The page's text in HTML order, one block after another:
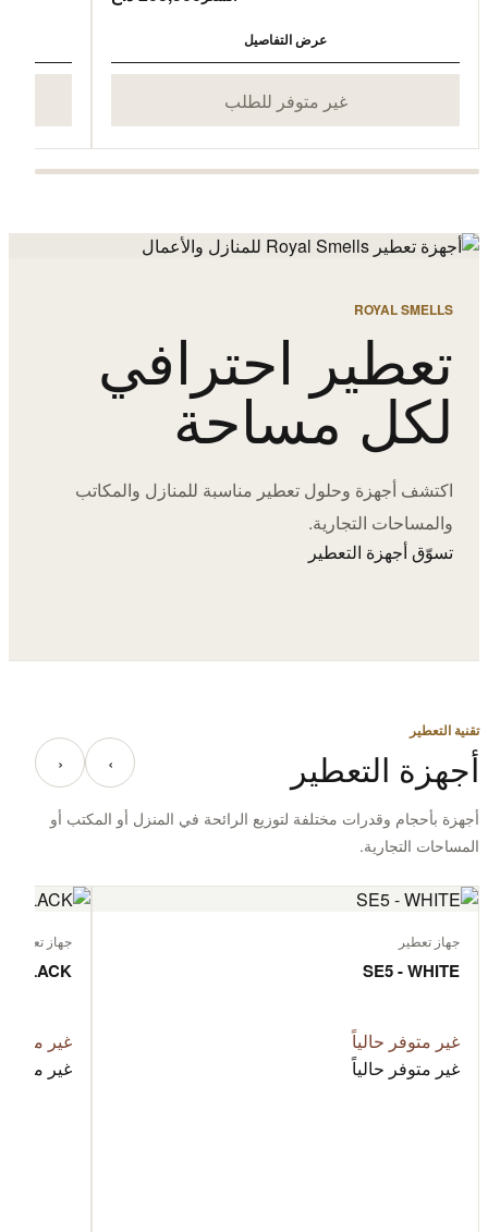
عرض التفاصيل
غير متوفر للطلب
ROYAL SMELLS
تعطير احترافي
لكل مساحة
اكتشف أجهزة وحلول تعطير مناسبة للمنازل والمكاتب
والمساحات التجارية.
تسوّق أجهزة التعطير
تقنية التعطير
أجهزة التعطير
أجهزة بأحجام وقدرات مختلفة لتوزيع الرائحة في المنزل أو المكتب أو
المساحات التجارية.
›
‹
جهاز تعطير
SE5 - WHITE
غير متوفر حالياً
غير متوفر حالياً
جهاز تعطير
- BLACK
غير متوفر
غير متوفر